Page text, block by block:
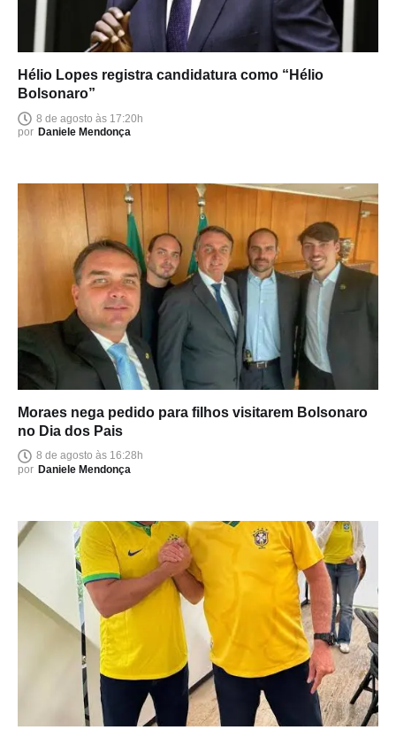
Hélio Lopes registra candidatura como “Hélio
Bolsonaro”
8 de agosto às 17:20h
por Daniele Mendonça
Moraes nega pedido para filhos visitarem Bolsonaro
no Dia dos Pais
8 de agosto às 16:28h
por Daniele Mendonça